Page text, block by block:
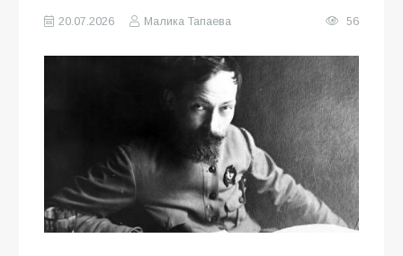
20.07.2026 Малика Тапаева 56